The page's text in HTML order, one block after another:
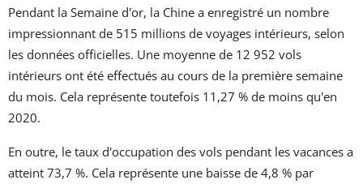
Pendant la Semaine d'or, la Chine a enregistré un nombre
impressionnant de 515 millions de voyages intérieurs, selon
les données officielles. Une moyenne de 12 952 vols
intérieurs ont été effectués au cours de la première semaine
du mois. Cela représente toutefois 11,27 % de moins qu'en
2020.
En outre, le taux d'occupation des vols pendant les vacances a
atteint 73,7 %. Cela représente une baisse de 4,8 % par